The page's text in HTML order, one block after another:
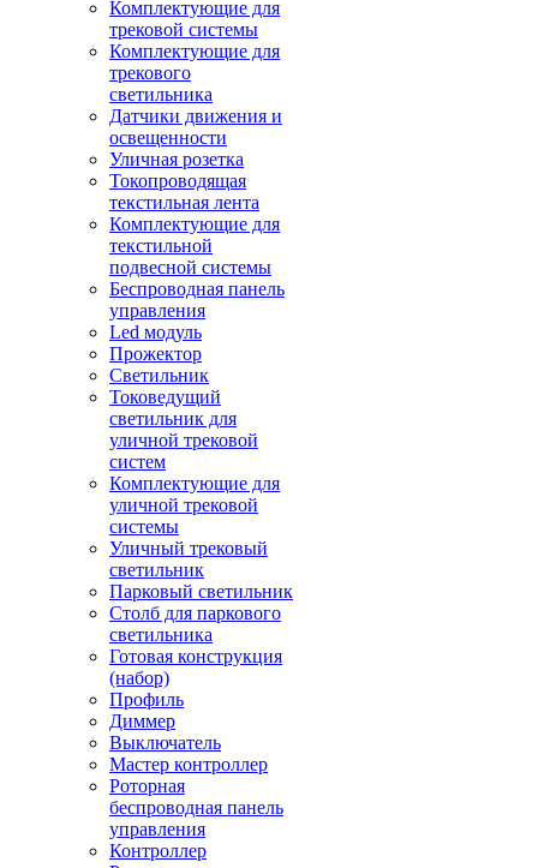
Комплектующие для
трековой системы
Комплектующие для
трекового
светильника
Датчики движения и
освещенности
Уличная розетка
Токопроводящая
текстильная лента
Комплектующие для
текстильной
подвесной системы
Беспроводная панель
управления
Led модуль
Прожектор
Светильник
Токоведущий
светильник для
уличной трековой
систем
Комплектующие для
уличной трековой
системы
Уличный трековый
светильник
Парковый светильник
Столб для паркового
светильника
Готовая конструкция
(набор)
Профиль
Диммер
Выключатель
Мастер контроллер
Роторная
беспроводная панель
управления
Контроллер